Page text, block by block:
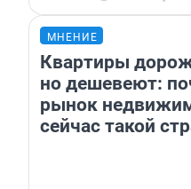
МНЕНИЕ
Квартиры
но дешевеют:
рынок
сейчас такой